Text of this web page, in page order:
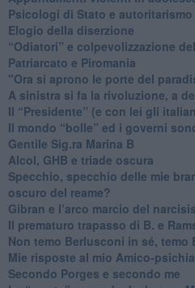
​Psicologi di Stato e
Elogio della diserzione
“Odiatori” e colpevolizzazione
​Patriarcato e Piromania
"Ora si aprono le porte del
​A sinistra si fa la rivoluzione, a
​Il “Presidente” (e con lei gli
​Il mondo “bolle” ed i governi
​Gentile Sig.ra Marina B
​Alcol, GHB e triade oscura
​Specchio, specchio delle mie
oscuro del reame?
​Gibran e l’arco marcio del
​Il prematuro trapasso di B. e
​Non temo Berlusconi in sé, temo
​Mie risposte al mio Amico-
​Secondo Porges e secondo me